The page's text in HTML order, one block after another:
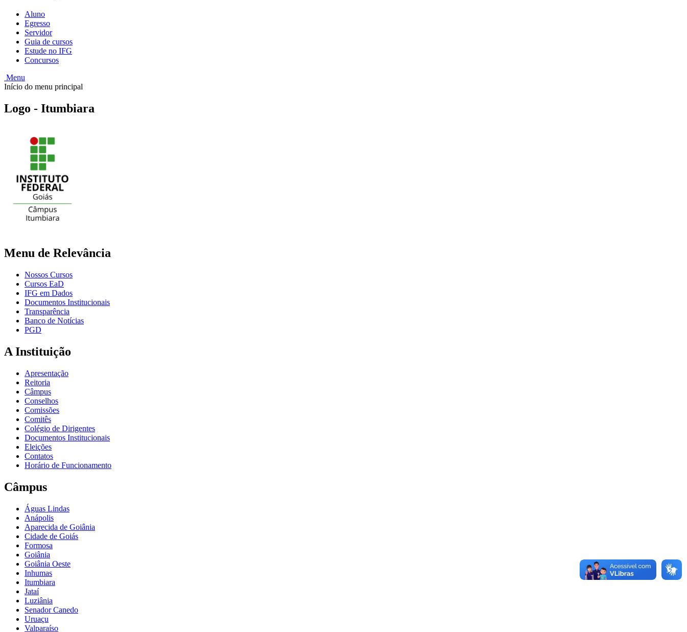
Aluno
Egresso
Servidor
Guia de cursos
Estude no IFG
Concursos
Menu
Início do menu principal
Logo - Itumbiara
Menu de Relevância
Nossos Cursos
Cursos EaD
IFG em Dados
Documentos Institucionais
Transparência
Banco de Notícias
PGD
A Instituição
Apresentação
Reitoria
Câmpus
Conselhos
Comissões
Comitês
Colégio de Dirigentes
Documentos Institucionais
Eleições
Contatos
Horário de Funcionamento
Câmpus
Águas Lindas
Anápolis
Aparecida de Goiânia
Cidade de Goiás
Formosa
Goiânia
Goiânia Oeste
Inhumas
Itumbiara
Jataí
Luziânia
Senador Canedo
Uruaçu
Valparaíso